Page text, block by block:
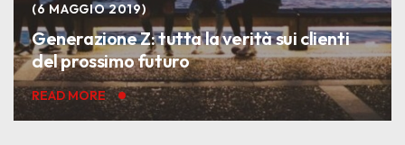
6 MAGGIO 2019
Generazione Z: tutta la verità sui clienti
del prossimo futuro
READ MORE